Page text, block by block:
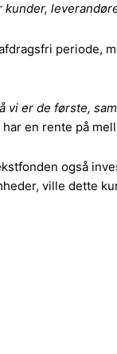
periode,
vi er de første,
en rente på
også
ville dette